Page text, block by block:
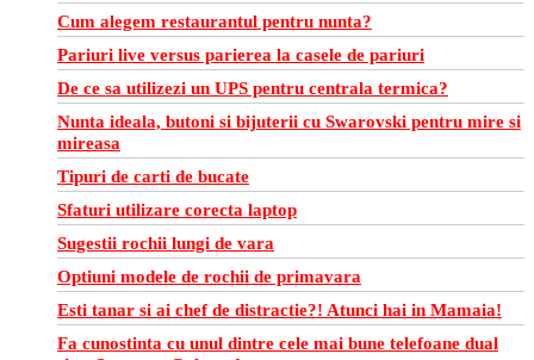
Cum alegem restaurantul pentru nunta?
Pariuri live versus parierea la casele de pariuri
De ce sa utilizezi un UPS pentru centrala termica?
Nunta ideala, butoni si bijuterii cu Swarovski pentru mire si
mireasa
Tipuri de carti de bucate
Sfaturi utilizare corecta laptop
Sugestii rochii lungi de vara
Optiuni modele de rochii de primavara
Esti tanar si ai chef de distractie?! Atunci hai in Mamaia!
Fa cunostinta cu unul dintre cele mai bune telefoane dual